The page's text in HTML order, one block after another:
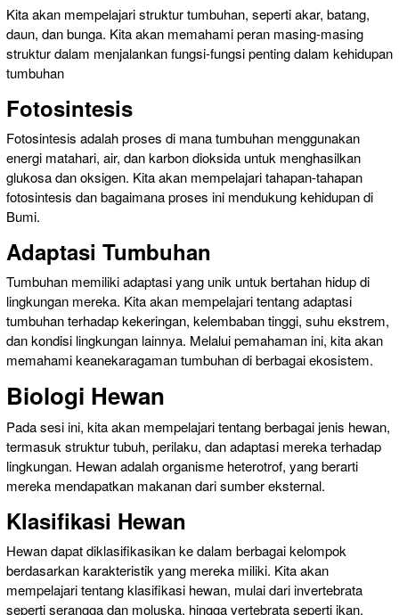
Kita akan mempelajari struktur tumbuhan, seperti akar, batang,
daun, dan bunga. Kita akan memahami peran masing-masing
struktur dalam menjalankan fungsi-fungsi penting dalam kehidupan
tumbuhan
Fotosintesis
Fotosintesis adalah proses di mana tumbuhan menggunakan
energi matahari, air, dan karbon dioksida untuk menghasilkan
glukosa dan oksigen. Kita akan mempelajari tahapan-tahapan
fotosintesis dan bagaimana proses ini mendukung kehidupan di
Bumi.
Adaptasi Tumbuhan
Tumbuhan memiliki adaptasi yang unik untuk bertahan hidup di
lingkungan mereka. Kita akan mempelajari tentang adaptasi
tumbuhan terhadap kekeringan, kelembaban tinggi, suhu ekstrem,
dan kondisi lingkungan lainnya. Melalui pemahaman ini, kita akan
memahami keanekaragaman tumbuhan di berbagai ekosistem.
Biologi Hewan
Pada sesi ini, kita akan mempelajari tentang berbagai jenis hewan,
termasuk struktur tubuh, perilaku, dan adaptasi mereka terhadap
lingkungan. Hewan adalah organisme heterotrof, yang berarti
mereka mendapatkan makanan dari sumber eksternal.
Klasifikasi Hewan
Hewan dapat diklasifikasikan ke dalam berbagai kelompok
berdasarkan karakteristik yang mereka miliki. Kita akan
mempelajari tentang klasifikasi hewan, mulai dari invertebrata
seperti serangga dan moluska, hingga vertebrata seperti ikan,